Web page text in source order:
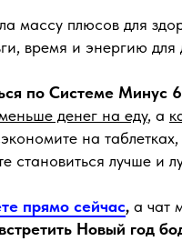
массу плюсов для
время и энергию
по Системе Минус
меньше денег на еду, а
на
становиться лучше и
прямо сейчас, а чат
Новый год